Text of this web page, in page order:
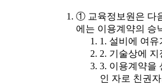
① 교육정보원은 다
에는 이용계약의 승
1. 설비에 여
2. 기술상에
3. 이용계약을
인 자로 친권